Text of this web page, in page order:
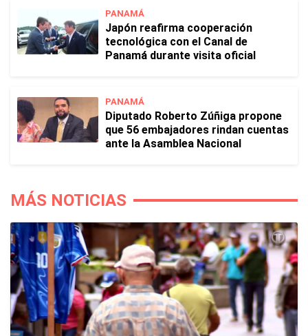
PANAMÁ
Japón reafirma cooperación
tecnológica con el Canal de
Panamá durante visita oficial
PANAMÁ
Diputado Roberto Zúñiga propone
que 56 embajadores rindan cuentas
ante la Asamblea Nacional
MÁS NOTICIAS